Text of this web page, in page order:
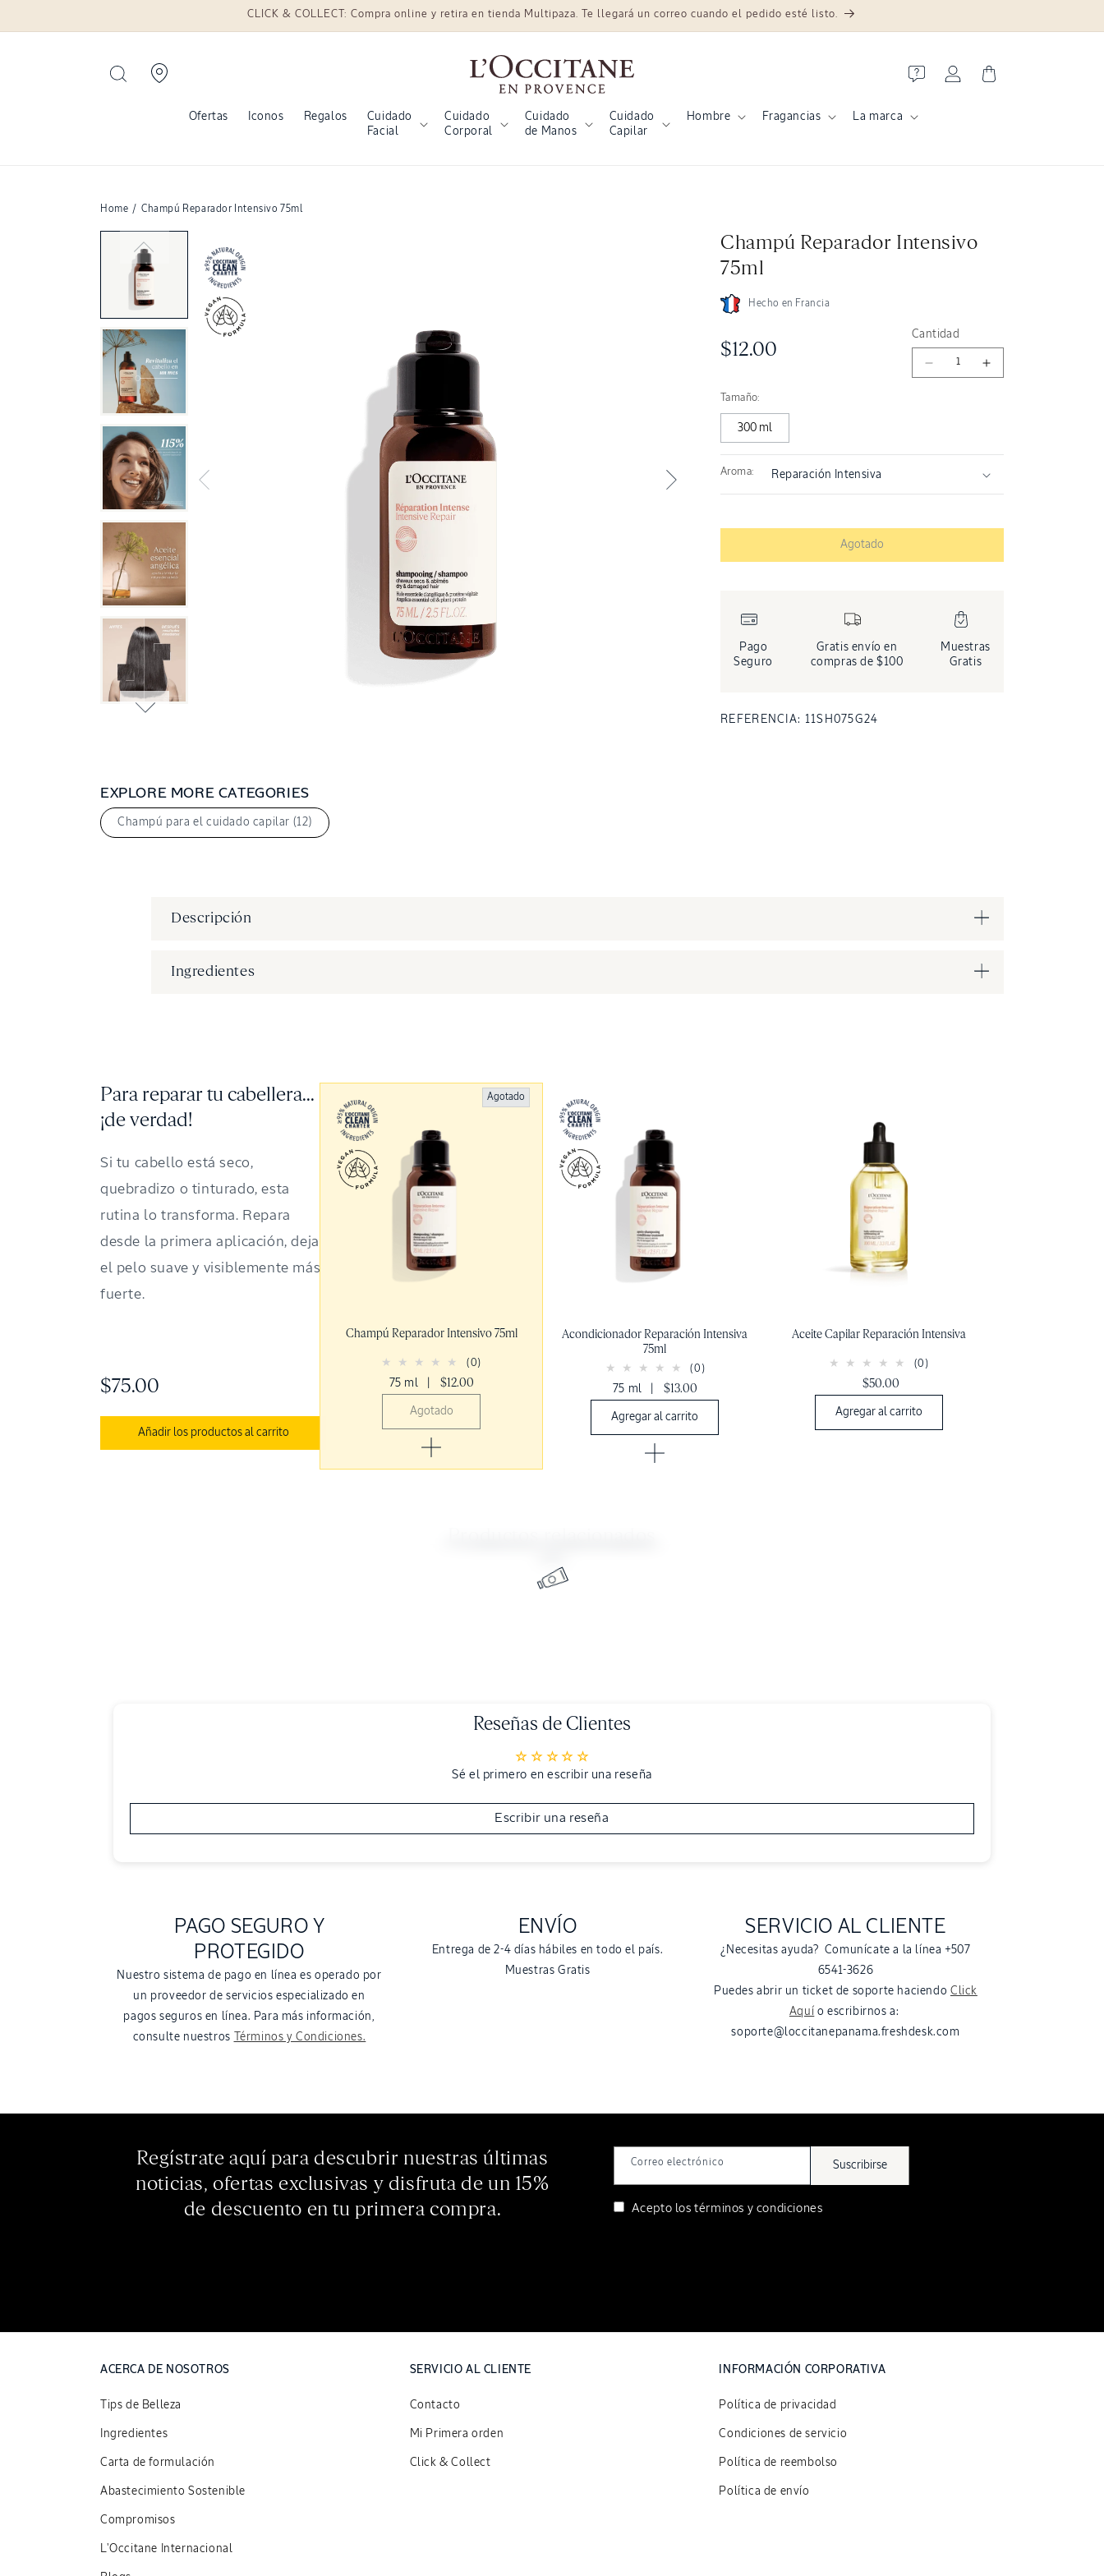
CLICK & COLLECT: Compra online y retira en tienda Multipaza. Te llegará un correo cuando el pedido esté listo.
Ofertas Iconos Regalos
Cuidado
Facial
Cuidado
Corporal
Cuidado
de Manos
Cuidado
Capilar
Hombre Fragancias La marca
Iniciar sesiónCarrito
Home / Champú Reparador Intensivo 75ml
Champú Reparador Intensivo
75ml
Hecho en Francia
Precio habitual
$12.00
Cantidad
Reducir cantidad para
Aumentar
Tamaño:
300 ml
Aroma:
Agotado
Pago
Seguro
Gratis envío en
compras de $100
Muestras
Gratis
REFERENCIA: SKU:
11SH075G24
EXPLORE MORE CATEGORIES
Champú para el cuidado capilar (12)
Descripción
Ingredientes
Para reparar tu cabellera...
¡de verdad!
Si tu cabello está seco,
quebradizo o tinturado, esta
rutina lo transforma. Repara
desde la primera aplicación, deja
el pelo suave y visiblemente más
fuerte.
$75.00
Añadir los productos al carrito
Agotado
Champú Reparador Intensivo 75ml
(0)
75 ml $12.00
Agotado
Acondicionador Reparación Intensiva
75ml
(0)
75 ml $13.00
Agregar al carrito
Aceite Capilar Reparación Intensiva
(0)
$50.00
Agregar al carrito
Reseñas de Clientes
Sé el primero en escribir una reseña
Escribir una reseña
PAGO SEGURO Y
PROTEGIDO
Nuestro sistema de pago en línea es operado por
un proveedor de servicios especializado en
pagos seguros en línea. Para más información,
consulte nuestros
Términos y Condiciones.
ENVÍO
Entrega de 2-4 días hábiles en todo el país.
Muestras Gratis
SERVICIO AL CLIENTE
¿Necesitas ayuda? Comunícate a la línea +507
6541-3626
Puedes abrir un ticket de soporte haciendo Click
Aquí o escribirnos a:
soporte@loccitanepanama.freshdesk.com
Regístrate aquí para descubrir nuestras últimas
noticias, ofertas exclusivas y disfruta de un 15%
de descuento en tu primera compra.
Correo electrónico Suscribirse
Acepto lostérminos y condiciones
ACERCA DE NOSOTROS
Tips de Belleza
Ingredientes
Carta de formulación
Abastecimiento Sostenible
Compromisos
L'Occitane Internacional
SERVICIO AL CLIENTE
Contacto
Mi Primera orden
Click & Collect
INFORMACIÓN CORPORATIVA
Política de privacidad
Condiciones de servicio
Política de reembolso
Política de envío